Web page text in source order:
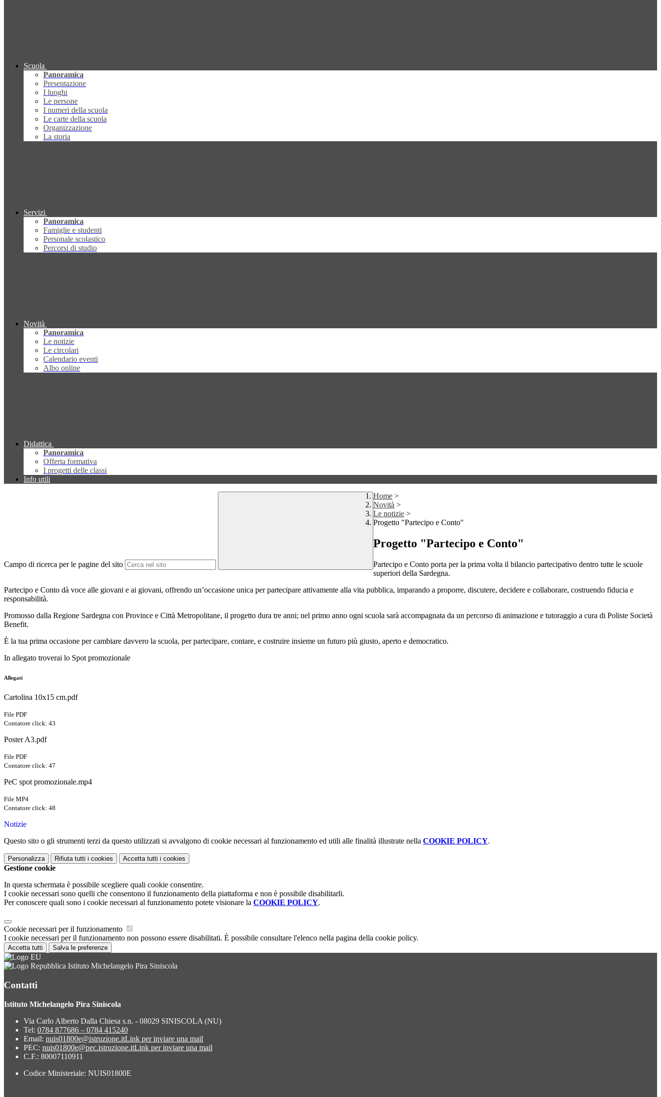
Scuola
Panoramica
Presentazione
I luoghi
Le persone
I numeri della scuola
Le carte della scuola
Organizzazione
La storia
Servizi
Panoramica
Famiglie e studenti
Personale scolastico
Percorsi di studio
Novità
Panoramica
Le notizie
Le circolari
Calendario eventi
Albo online
Didattica
Panoramica
Offerta formativa
I progetti delle classi
Info utili
Campo di ricerca per le pagine del sito
Home >
Novità >
Le notizie >
Progetto "Partecipo e Conto"
Progetto "Partecipo e Conto"
Partecipo e Conto porta per la prima volta il bilancio partecipativo dentro tutte le scuole
superiori della Sardegna.
Partecipo e Conto dà voce alle giovani e ai giovani, offrendo un’occasione unica per partecipare attivamente alla vita pubblica, imparando a proporre, discutere, decidere e collaborare, costruendo fiducia e
responsabilità.
Promosso dalla Regione Sardegna con Province e Città Metropolitane, il progetto dura tre anni; nel primo anno ogni scuola sarà accompagnata da un percorso di animazione e tutoraggio a cura di Poliste Società
Benefit.
È la tua prima occasione per cambiare davvero la scuola, per partecipare, contare, e costruire insieme un futuro più giusto, aperto e democratico.
In allegato troverai lo Spot promozionale
Allegati
Cartolina 10x15 cm.pdf
File PDF
Contatore click: 43
Poster A3.pdf
File PDF
Contatore click: 47
PeC spot promozionale.mp4
File MP4
Contatore click: 48
Notizie
Questo sito o gli strumenti terzi da questo utilizzati si avvalgono di cookie necessari al funzionamento ed utili alle finalità illustrate nella COOKIE POLICY.
Personalizza Rifiuta tutti i cookies Accetta tutti i cookies
Gestione cookie
In questa schermata è possibile scegliere quali cookie consentire.
I cookie necessari sono quelli che consentono il funzionamento della piattaforma e non è possibile disabilitarli.
Per conoscere quali sono i cookie necessari al funzionamento potete visionare la COOKIE POLICY.
Cookie necessari per il funzionamento
I cookie necessari per il funzionamento non possono essere disabilitati. È possibile consultare l'elenco nella pagina della cookie policy.
Accetta tutti Salva le preferenze
Istituto Michelangelo Pira Siniscola
Contatti
Istituto Michelangelo Pira Siniscola
Via Carlo Alberto Dalla Chiesa s.n. - 08029 SINISCOLA (NU)
Tel: 0784 877686 – 0784 415240
Email: nuis01800e@istruzione.itLink per inviare una mail
PEC: nuis01800e@pec.istruzione.itLink per inviare una mail
C.F.: 80007110911
Codice Ministeriale: NUIS01800E